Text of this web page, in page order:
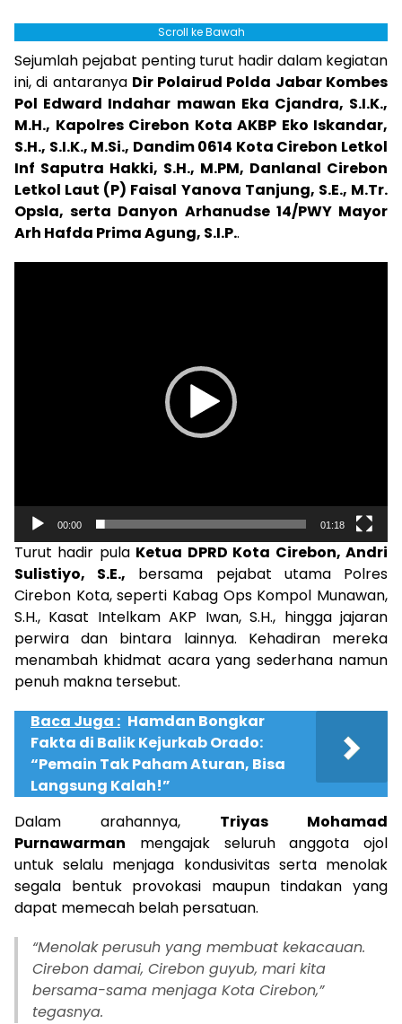
Scroll ke Bawah
Sejumlah pejabat penting turut hadir dalam kegiatan
ini, di antaranya Dir Polairud Polda Jabar Kombes
Pol Edward Indahar mawan Eka Cjandra, S.I.K.,
M.H., Kapolres Cirebon Kota AKBP Eko Iskandar,
S.H., S.I.K., M.Si., Dandim 0614 Kota Cirebon Letkol
Inf Saputra Hakki, S.H., M.PM, Danlanal Cirebon
Letkol Laut (P) Faisal Yanova Tanjung, S.E., M.Tr.
Opsla, serta Danyon Arhanudse 14/PWY Mayor
Arh Hafda Prima Agung, S.I.P..
00:00 01:18
Turut hadir pula Ketua DPRD Kota Cirebon, Andri
Sulistiyo, S.E., bersama pejabat utama Polres
Cirebon Kota, seperti Kabag Ops Kompol Munawan,
S.H., Kasat Intelkam AKP Iwan, S.H., hingga jajaran
perwira dan bintara lainnya. Kehadiran mereka
menambah khidmat acara yang sederhana namun
penuh makna tersebut.
Baca Juga : Hamdan Bongkar
Fakta di Balik Kejurkab Orado:
“Pemain Tak Paham Aturan, Bisa
Langsung Kalah!”
Dalam arahannya, Triyas Mohamad
Purnawarman mengajak seluruh anggota ojol
untuk selalu menjaga kondusivitas serta menolak
segala bentuk provokasi maupun tindakan yang
dapat memecah belah persatuan.
“Menolak perusuh yang membuat kekacauan.
Cirebon damai, Cirebon guyub, mari kita
bersama-sama menjaga Kota Cirebon,”
tegasnya.